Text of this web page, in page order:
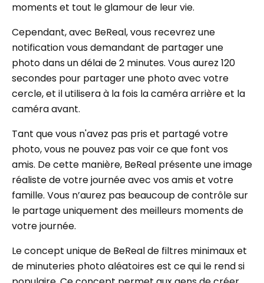
moments et tout le glamour de leur vie.
Cependant, avec BeReal, vous recevrez une
notification vous demandant de partager une
photo dans un délai de 2 minutes. Vous aurez 120
secondes pour partager une photo avec votre
cercle, et il utilisera à la fois la caméra arrière et la
caméra avant.
Tant que vous n'avez pas pris et partagé votre
photo, vous ne pouvez pas voir ce que font vos
amis. De cette manière, BeReal présente une image
réaliste de votre journée avec vos amis et votre
famille. Vous n’aurez pas beaucoup de contrôle sur
le partage uniquement des meilleurs moments de
votre journée.
Le concept unique de BeReal de filtres minimaux et
de minuteries photo aléatoires est ce qui le rend si